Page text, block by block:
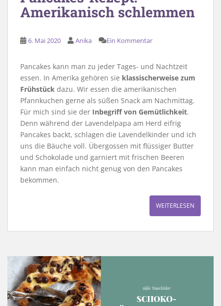
Amerikanisch schlemmen
6. Mai 2020 Anika Ein Kommentar
Pancakes kann man zu jeder Tages- und Nachtzeit
essen. In Amerika gehören sie klassischerweise zum
Frühstück dazu. Wir essen die amerikanischen
Pfannkuchen gerne als süßen Snack am Nachmittag.
Für mich sind sie der Inbegriff von Gemütlichkeit.
Denn während der Lavendelpapa am Herd eifrig
Pancakes backt, schlagen die Lavendelkinder und ich
uns die Bäuche voll. Übergossen mit flüssiger Butter
und Schokolade und garniert mit frischen Beeren
kann man einfach nicht genug von den Pancakes
bekommen.
WEITERLESEN